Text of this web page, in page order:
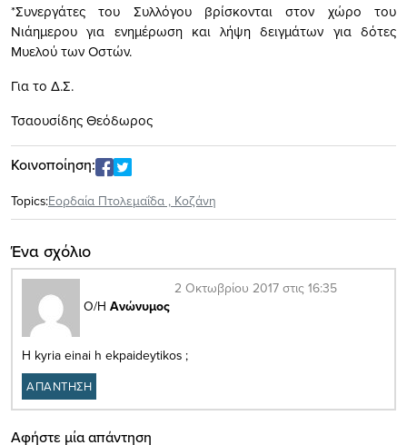
*Συνεργάτες του Συλλόγου βρίσκονται στον χώρο του
Νιάημερου για ενημέρωση και λήψη δειγμάτων για δότες
Μυελού των Οστών.
Για το Δ.Σ.
Τσαουσίδης Θεόδωρος
Κοινοποίηση:
Topics:Εορδαία Πτολεμαΐδα , Κοζάνη
Ένα σχόλιο
Ο/Η Ανώνυμος
2 Οκτωβρίου 2017 στις 16:35
H kyria einai h ekpaideytikos ;
ΑΠΑΝΤΗΣΗ
Αφήστε μία απάντηση